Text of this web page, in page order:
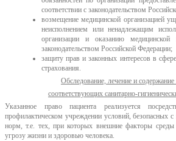
соответствии с законодательством
возмещение медицинской организацией
неисполнением или ненадлежащим
организации и оказанию
законодательством Российской Федерации;
защиту прав и законных интересов в
страхования.
Обследование, лечение и
соответствующих санитарно-
Указанное право пациента реализуется
профилактическом учреждении условий, безопасных
норм, т.е. тех, при которых внешние факторы среды
угрозу жизни и здоровью человека.